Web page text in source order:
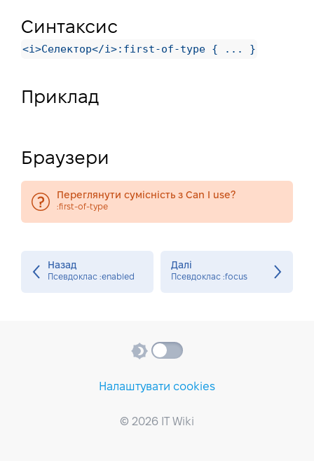
Синтаксис
<i>Селектор</i>:first-of-type { ... }
Приклад
Браузери
Переглянути сумісність з Can I use?
:first-of-type
Назад
Псевдоклас :enabled
Далі
Псевдоклас :focus
Налаштувати cookies
© 2026 IT Wiki